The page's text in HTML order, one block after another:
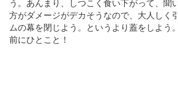
方がダメージがデカそうなので、大人しく
ムの幕を閉じよう。というより蓋をしよう
前にひとこと！